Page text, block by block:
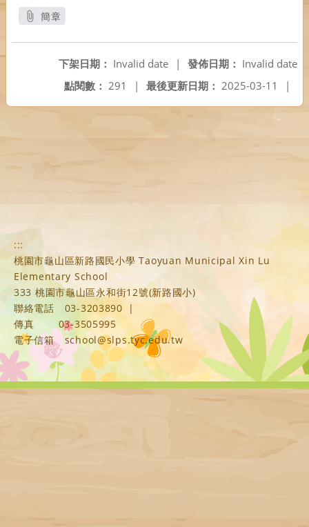
簡章
發佈日期： Invalid date
下架日期： Invalid date
|
最後更新日期： 2025-03-11 |
點閱數： 291 |
:::
桃園市龜山區新路國民小學 Taoyuan Municipal Xin Lu
Elementary School
333 桃園市龜山區永和街12號(新路國小)
聯絡電話
03-3203890
|
傳真
03-3505995
電子信箱
school@slps.tyc.edu.tw